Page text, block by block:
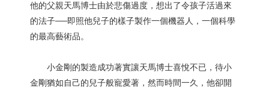
他的父親天馬博士由於悲傷過度，想出了令孩子活過來
的法子──即照他兒子的樣子製作一個機器人，一個科學
的最高藝術品。
小金剛的製造成功著實讓天馬博士喜悅不已，待小
金剛猶如自己的兒子般寵愛著，然而時間一久，他卻開